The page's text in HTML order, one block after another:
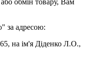
обмін товару, Вам
за адресою:
на ім'я Діденко Л.О.,